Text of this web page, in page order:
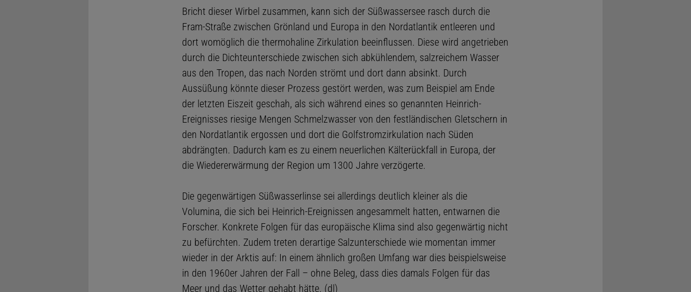
Bricht dieser Wirbel zusammen, kann sich der Süßwassersee rasch durch die
Fram-Straße zwischen Grönland und Europa in den Nordatlantik entleeren und
dort womöglich die thermohaline Zirkulation beeinflussen. Diese wird angetrieben
durch die Dichteunterschiede zwischen sich abkühlendem, salzreichem Wasser
aus den Tropen, das nach Norden strömt und dort dann absinkt. Durch
Aussüßung könnte dieser Prozess gestört werden, was zum Beispiel am Ende
der letzten Eiszeit geschah, als sich während eines so genannten Heinrich-
Ereignisses riesige Mengen Schmelzwasser von den festländischen Gletschern in
den Nordatlantik ergossen und dort die Golfstromzirkulation nach Süden
abdrängten. Dadurch kam es zu einem neuerlichen Kälterückfall in Europa, der
die Wiedererwärmung der Region um 1300 Jahre verzögerte.
Die gegenwärtigen Süßwasserlinse sei allerdings deutlich kleiner als die
Volumina, die sich bei Heinrich-Ereignissen angesammelt hatten, entwarnen die
Forscher. Konkrete Folgen für das europäische Klima sind also gegenwärtig nicht
zu befürchten. Zudem treten derartige Salzunterschiede wie momentan immer
wieder in der Arktis auf: In einem ähnlich großen Umfang war dies beispielsweise
in den 1960er Jahren der Fall – ohne Beleg, dass dies damals Folgen für das
Meer und das Wetter gehabt hätte. (dl)